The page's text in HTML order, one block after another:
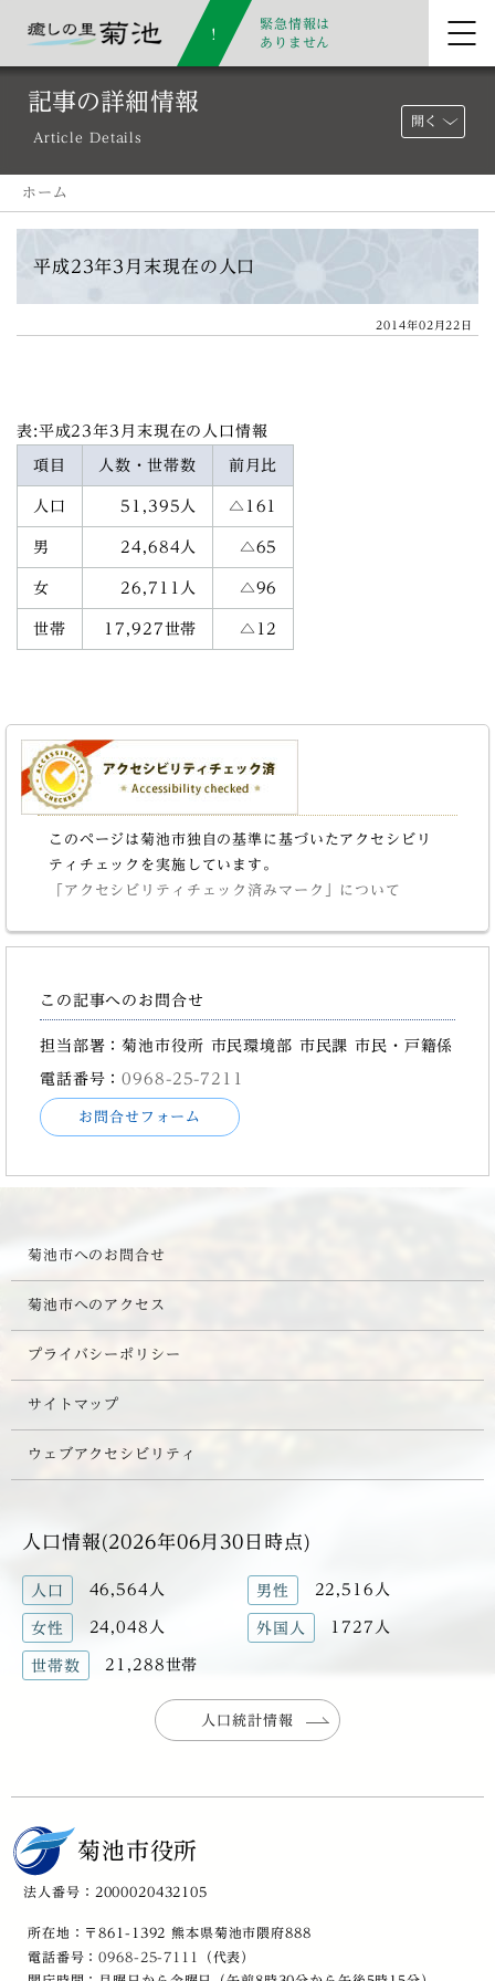
緊急情報は
ありません
記事の詳細情報
Article Details
開く
ホーム
平成23年3月末現在の人口
2014年02月22日
表:平成23年3月末現在の人口情報
項目 人数・世帯数 前月比
人口 51,395人 △161
男 24,684人 △65
女 26,711人 △96
世帯 17,927世帯 △12
このページは菊池市独自の基準に基づいたアクセシビリ
ティチェックを実施しています。
「アクセシビリティチェック済みマーク」について
この記事へのお問合せ
担当部署：菊池市役所 市民環境部 市民課 市民・戸籍係
電話番号：0968-25-7211
お問合せフォーム
菊池市へのお問合せ
菊池市へのアクセス
プライバシーポリシー
サイトマップ
ウェブアクセシビリティ
人口情報(2026年06月30日時点)
人口 46,564人 男性 22,516人
女性 24,048人 外国人 1727人
世帯数 21,288世帯
人口統計情報
菊池市役所
法人番号：2000020432105
所在地：〒861-1392 熊本県菊池市隈府888
電話番号：0968-25-7111
（代表）